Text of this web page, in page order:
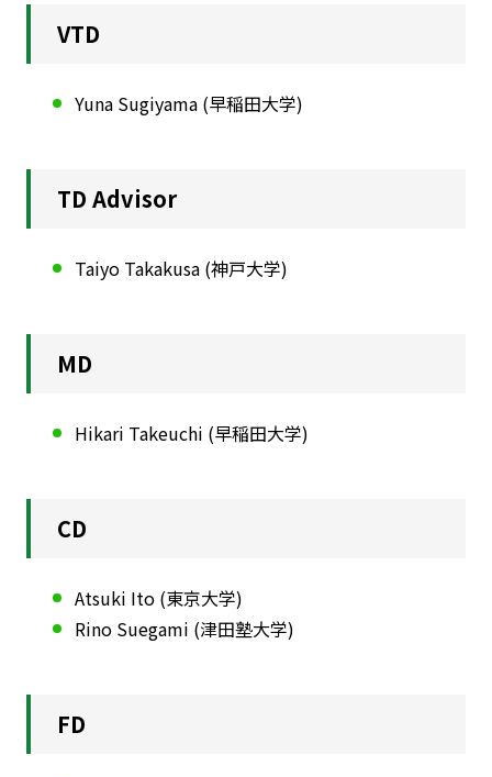
CONTACT
ください
VTD
Yuna Sugiyama (早稲田大学)
TD Advisor
Taiyo Takakusa (神戸大学)
MD
Hikari Takeuchi (早稲田大学)
CD
Atsuki Ito (東京大学)
Rino Suegami (津田塾大学)
FD